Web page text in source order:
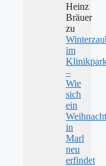
Heinz
Bräuer
zu
im
–
Wie
sich
ein
in
Marl
neu
erfindet